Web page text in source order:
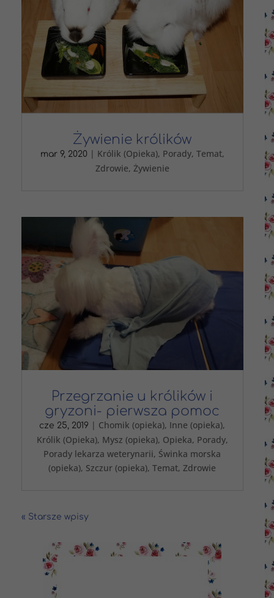
Żywienie królików
mar 9, 2020| Królik (Opieka), Porady, Temat,
Zdrowie, Żywienie
Przegrzanie u królików i
gryzoni- pierwsza pomoc
cze 25, 2019 | Chomik (opieka), Inne (opieka),
Królik (Opieka), Mysz (opieka), Opieka, Porady,
Porady lekarza weterynarii, Świnka morska
(opieka), Szczur (opieka),Temat, Zdrowie
« Starsze wpisy